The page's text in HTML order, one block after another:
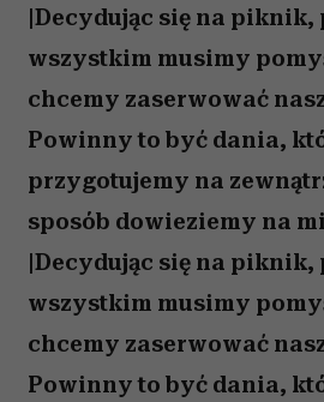
|Decydując się na piknik,
wszystkim musimy
chcemy zaserwować
Powinny to być dania,
przygotujemy na
sposób dowieziemy na
|Decydując się na piknik,
wszystkim musimy
chcemy zaserwować
Powinny to być dania,